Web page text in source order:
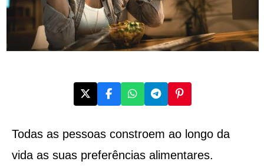
Todas as pessoas constroem ao longo da
vida as suas preferências alimentares.